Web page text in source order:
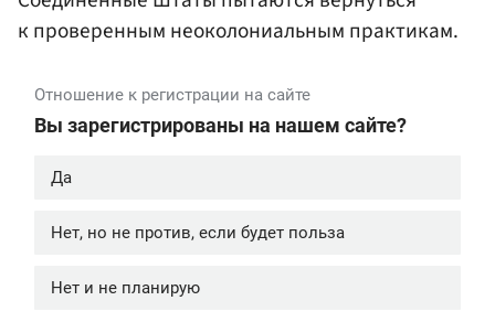
к проверенным неоколониальным практикам.